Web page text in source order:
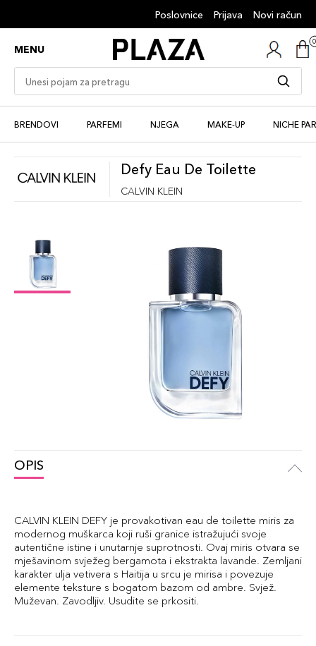
Poslovnice Prijava Novi račun
MENU
BRENDOVI PARFEMI NJEGA MAKE-UP NICHE
Defy Eau De Toilette
CALVIN KLEIN
OPIS
CALVIN KLEIN DEFY je provakotivan eau de toilette miris za
modernog muškarca koji ruši granice istražujući svoje
autentične istine i unutarnje suprotnosti. Ovaj miris otvara se
mješavinom svježeg bergamota i ekstrakta lavande. Zemljani
karakter ulja vetivera s Haitija u srcu je mirisa i povezuje
elemente teksture s bogatom bazom od ambre. Svjež.
Muževan. Zavodljiv. Usudite se prkositi.